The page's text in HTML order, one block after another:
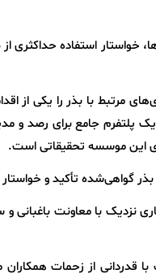
خواستار استفاده
مرتبط با بذر را یکی از
یک پلتفرم جامع برای
این موسسه تحقیقاتی است.
گواهی‌شده تأکید و
با معاونت باغبانی
قدردانی از زحمات همکاران